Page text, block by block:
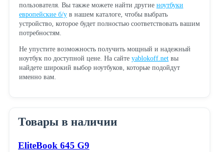
пользователя. Вы также можете найти другие ноутбуки
европейские б/ув нашем каталоге, чтобы выбрать
устройство, которое будет полностью соответствовать вашим
потребностям.
Не упустите возможность получить мощный и надежный
ноутбук по доступной цене. На сайте yablokoff.netвы
найдете широкий выбор ноутбуков, которые подойдут
именно вам.
Товары в наличии
EliteBook 645 G9